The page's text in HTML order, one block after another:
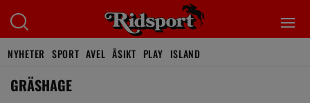
NYHETER SPORT AVEL ÅSIKT PLAY ISLAND
GRÄSHAGE